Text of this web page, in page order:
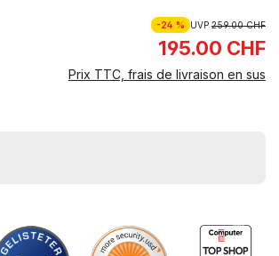
-24 % UVP259.00 CHF
195.00 CHF
Prix TTC, frais de livraison en sus